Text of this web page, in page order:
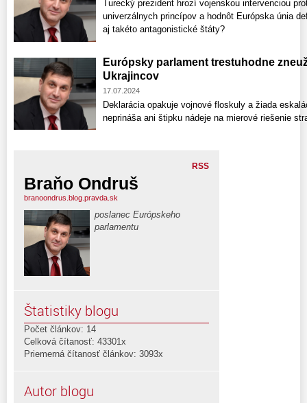
Turecký prezident hrozí vojenskou intervenciou
univerzálnych princípov a hodnôt Európska únia
aj takéto antagonistické štáty?
Európsky parlament trestuhodne
Ukrajincov
17.07.2024
Deklarácia opakuje vojnové floskuly a žiada
neprináša ani štipku nádeje na mierové riešenie
RSS
Braňo Ondruš
branoondrus.blog.pravda.sk
poslanec Európskeho
parlamentu
Štatistiky blogu
Počet článkov: 14
Celková čítanosť: 43301x
Priemerná čítanosť článkov: 3093x
Autor blogu